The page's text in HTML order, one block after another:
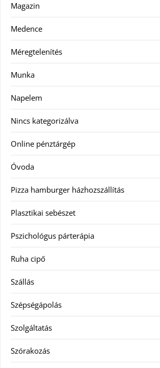
Magazin
Medence
Méregtelenítés
Munka
Napelem
Nincs kategorizálva
Online pénztárgép
Óvoda
Pizza hamburger házhozszállítás
Plasztikai sebészet
Pszichológus párterápia
Ruha cipő
Szállás
Szépségápolás
Szolgáltatás
Szórakozás